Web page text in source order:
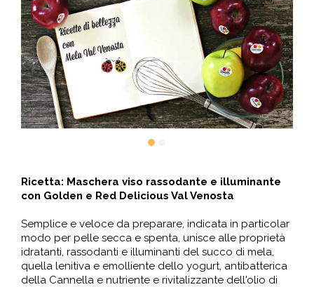
Ricetta: Maschera viso rassodante e illuminante
con Golden e Red Delicious Val Venosta
Semplice e veloce da preparare, indicata in particolar
modo per pelle secca e spenta, unisce alle proprietà
idratanti, rassodanti e illuminanti del succo di mela,
quella lenitiva e emolliente dello yogurt, antibatterica
della Cannella e nutriente e rivitalizzante dell'olio di